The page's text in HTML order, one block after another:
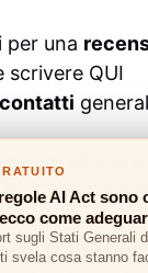
per una
scrivere QUI
contatti
“Copyright
in
citati
AI Act sono
come
sugli Stati Generali
svela cosa stanno